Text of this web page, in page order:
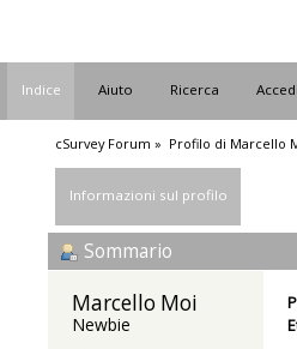
Indice Aiuto Ricerca Accedi
cSurvey Forum » Profilo di Marcello
Informazioni sul profilo
Sommario
Marcello Moi
Newbie